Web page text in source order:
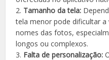
2. Tamanho da tela:
tela menor pode dificultar a
nomes das fotos,
longos ou complexos.
3. Falta de personalização: